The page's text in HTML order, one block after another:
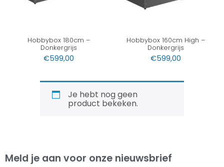
Hobbybox 180cm –
Donkergrijs
€599,00
Hobbybox 160cm High –
Donkergrijs
€599,00
Je hebt nog geen
product bekeken.
Meld je aan voor onze nieuwsbrief